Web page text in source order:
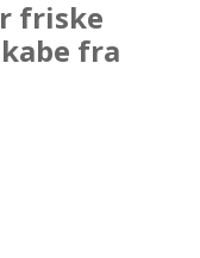
friske
fra